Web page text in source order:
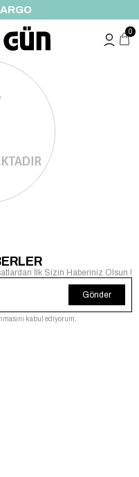
0
İlk Sizin Haberiniz Olsun !
Gönder
kabul ediyorum.